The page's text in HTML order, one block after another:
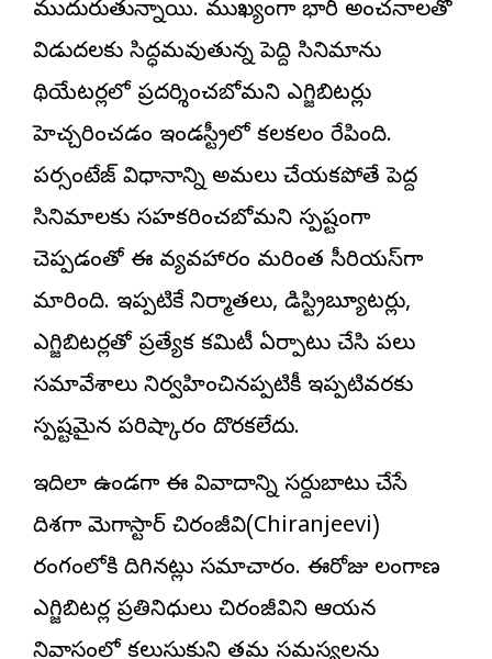
ముదురుతున్నాయి. ముఖ్యంగా భారీ అంచనాలతో
విడుదలకు సిద్ధమవుతున్న పెద్ది సినిమాను
థియేటర్లలో ప్రదర్శించబోమని ఎగ్జిబిటర్లు
హెచ్చరించడం ఇండస్ట్రీలో కలకలం రేపింది.
పర్సంటేజ్ విధానాన్ని అమలు చేయకపోతే పెద్ద
సినిమాలకు సహకరించబోమని స్పష్టంగా
చెప్పడంతో ఈ వ్యవహారం మరింత సీరియస్‌గా
మారింది. ఇప్పటికే నిర్మాతలు, డిస్ట్రిబ్యూటర్లు,
ఎగ్జిబిటర్లతో ప్రత్యేక కమిటీ ఏర్పాటు చేసి పలు
సమావేశాలు నిర్వహించినప్పటికీ ఇప్పటివరకు
స్పష్టమైన పరిష్కారం దొరకలేదు.
ఇదిలా ఉండగా ఈ వివాదాన్ని సర్దుబాటు చేసే
దిశగా మెగాస్టార్ చిరంజీవి(Chiranjeevi)
రంగంలోకి దిగినట్లు సమాచారం. ఈరోజు తెలంగాణ
ఎగ్జిబిటర్ల ప్రతినిధులు చిరంజీవిని ఆయన
నివాసంలో కలుసుకుని తమ సమస్యలను